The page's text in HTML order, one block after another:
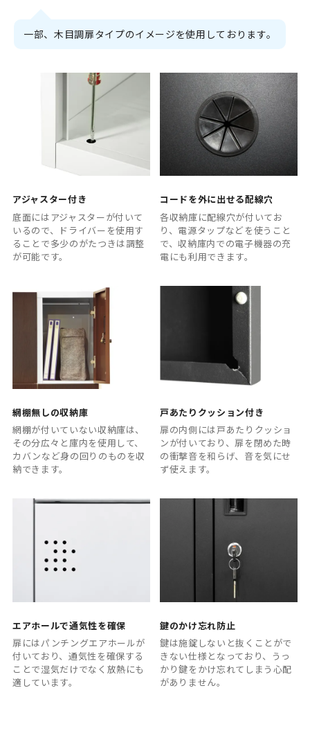
一部、木目調扉タイプのイメージを使用しております。
アジャスター付き
底面にはアジャスターが付いて
いるので、ドライバーを使用す
ることで多少のがたつきは調整
が可能です。
コードを外に出せる配線穴
各収納庫に配線穴が付いてお
り、電源タップなどを使うこと
で、収納庫内での電子機器の充
電にも利用できます。
網棚無しの収納庫
網棚が付いていない収納庫は、
その分広々と庫内を使用して、
カバンなど身の回りのものを収
納できます。
戸あたりクッション付き
扉の内側には戸あたりクッショ
ンが付いており、扉を閉めた時
の衝撃音を和らげ、音を気にせ
ず使えます。
エアホールで通気性を確保
扉にはパンチングエアホールが
付いており、通気性を確保する
ことで湿気だけでなく放熱にも
適しています。
鍵のかけ忘れ防止
鍵は施錠しないと抜くことがで
きない仕様となっており、うっ
かり鍵をかけ忘れてしまう心配
がありません。